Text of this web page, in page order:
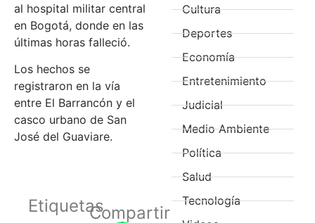
al hospital militar central
en Bogotá, donde en las
últimas horas falleció.
Los hechos se
registraron en la vía
entre El Barrancón y el
casco urbano de San
José del Guaviare.
EtiquetasCompartir
Cultura
Deportes
Economía
Entretenimiento
Judicial
Medio Ambiente
Política
Salud
Tecnología